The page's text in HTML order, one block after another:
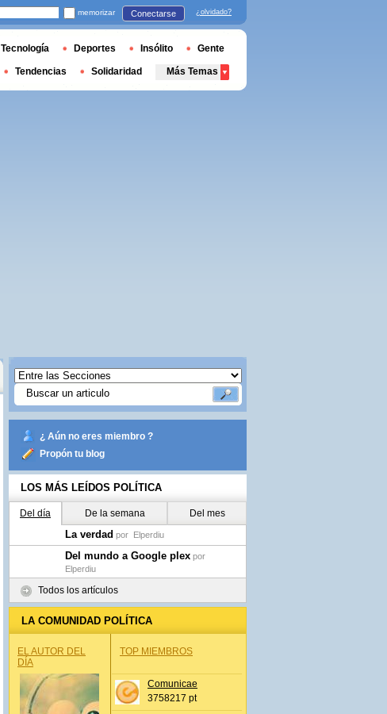
¿ Aún no eres miembro ?
Propón tu blog
LOS MÁS LEÍDOS POLÍTICA
Del día De la semana Del mes
La verdad por Elperdiu
Del mundo a Google plex por
Elperdiu
Todos los artículos
LA COMUNIDAD POLÍTICA
EL AUTOR DEL
DÍA
TOP MIEMBROS
Comunicae
3758217 pt
memorizar Conectarse ¿olvidado?
Tecnología Deportes Insólito Gente
Tendencias Solidaridad Más Temas